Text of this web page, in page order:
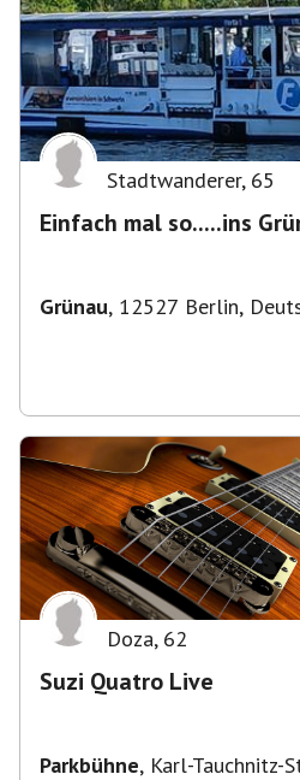
Stadtwanderer, 65
Einfach mal so.....ins
Grünau, 12527 Berlin,
Doza, 62
Suzi Quatro Live
Parkbühne, Karl-Tauchnitz-